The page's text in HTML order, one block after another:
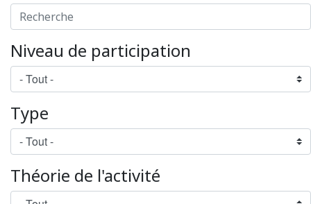
Niveau de participation
Type
Théorie de l'activité